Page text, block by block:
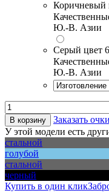
Коричневый
Ю.-В. Азии
Серый цвет
Ю.-В. Азии
В корзину
Заказать
У этой модели есть
стальной
голубой
стальной
черный
Купить в один клик